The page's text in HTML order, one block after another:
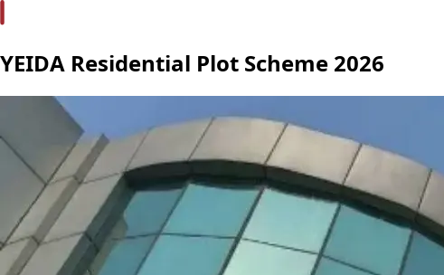
YEIDA Residential Plot Scheme 2026